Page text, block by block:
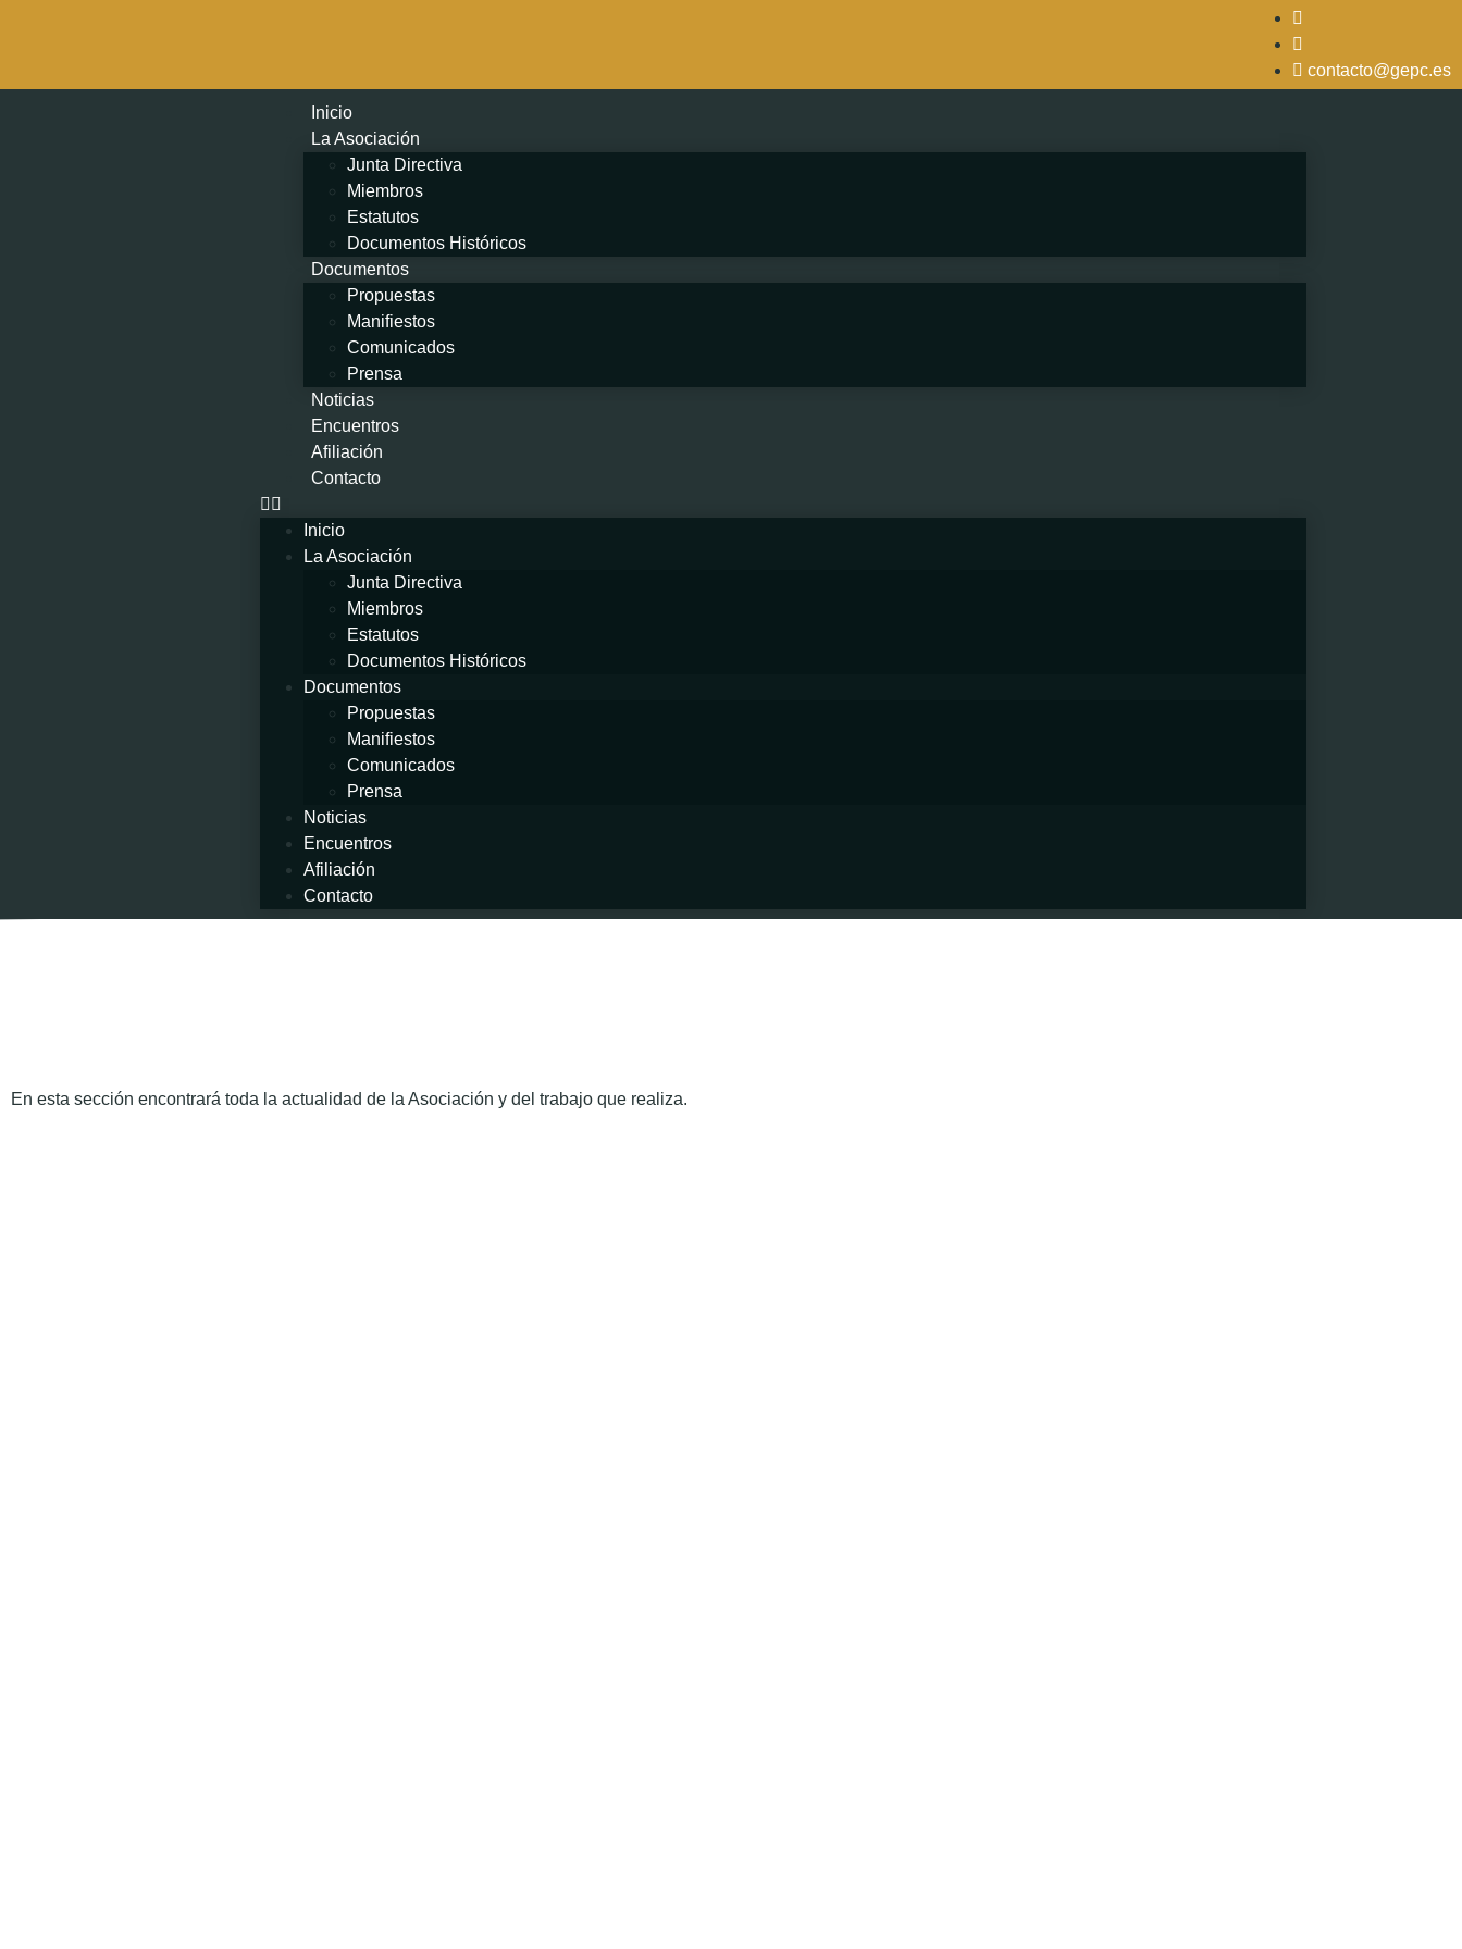
contacto@gepc.es
Inicio
La Asociación
Junta Directiva
Miembros
Estatutos
Documentos Históricos
Documentos
Propuestas
Manifiestos
Comunicados
Prensa
Noticias
Encuentros
Afiliación
Contacto
Inicio
La Asociación
Junta Directiva
Miembros
Estatutos
Documentos Históricos
Documentos
Propuestas
Manifiestos
Comunicados
Prensa
Noticias
Encuentros
Afiliación
Contacto
En esta sección encontrará toda la actualidad de la Asociación y del trabajo que realiza.